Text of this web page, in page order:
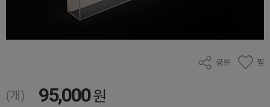
공유 찜
(개) 95,000원